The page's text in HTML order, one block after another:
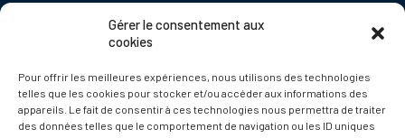
Gérer le consentement aux
cookies
Pour offrir les meilleures expériences, nous utilisons des technologies
telles que les cookies pour stocker et/ou accéder aux informations des
appareils. Le fait de consentir à ces technologies nous permettra de traiter
des données telles que le comportement de navigation ou les ID uniques
24620 Tamniès
France